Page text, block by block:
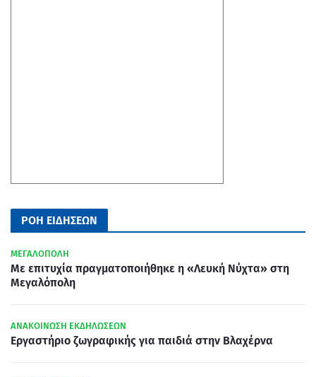
ΡΟΗ ΕΙΔΗΣΕΩΝ
ΜΕΓΑΛΟΠΟΛΗ
Με επιτυχία πραγματοποιήθηκε η «Λευκή Νύχτα» στη
Μεγαλόπολη
ΑΝΑΚΟΙΝΩΣΗ ΕΚΔΗΛΩΣΕΩΝ
Εργαστήριο ζωγραφικής για παιδιά στην Βλαχέρνα